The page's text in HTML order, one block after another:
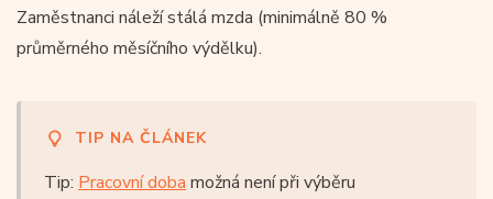
Zaměstnanci náleží stálá mzda (minimálně 80 %
průměrného měsíčního výdělku).
TIP NA ČLÁNEK
Tip: Pracovní doba možná není při výběru